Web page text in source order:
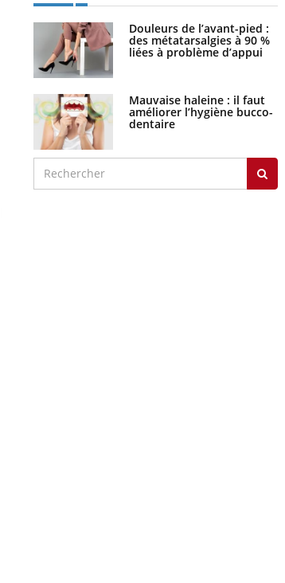
Douleurs de l’avant-pied :
des métatarsalgies à 90 %
liées à problème d’appui
Mauvaise haleine : il faut
améliorer l’hygiène bucco-
dentaire